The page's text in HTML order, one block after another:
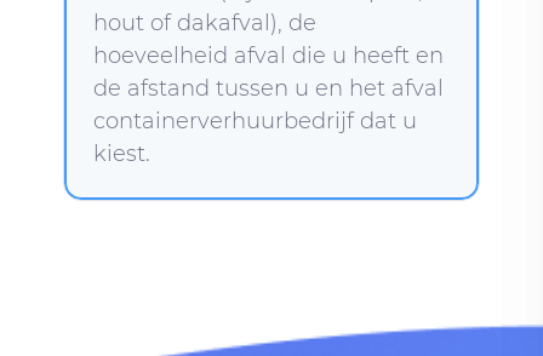
hout of dakafval), de
hoeveelheid afval die u heeft en
de afstand tussen u en het afval
containerverhuurbedrijf dat u
kiest.